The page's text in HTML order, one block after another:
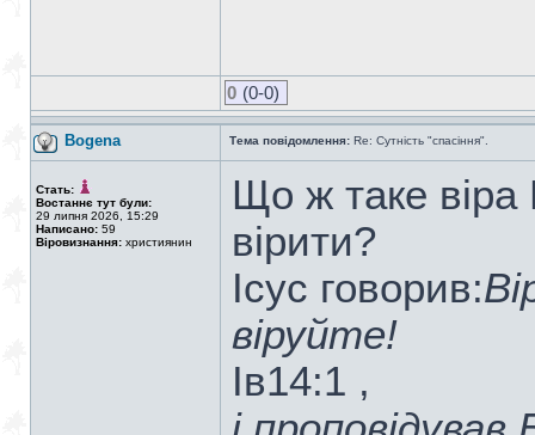
0 (0-0)
Bogena Тема повідомлення: Re: Сутність "спасіння".
Стать:
Востаннє тут були:
29 липня 2026, 15:29
Написано: 59
Віровизнання: християнин
Що ж таке віра
вірити?
Ісус говорив:
віруйте!
Ів14:1 ,